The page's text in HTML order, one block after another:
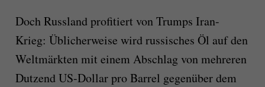
Doch Russland profitiert von Trumps Iran-
Krieg: Üblicherweise wird russisches Öl auf den
Weltmärkten mit einem Abschlag von mehreren
Dutzend US-Dollar pro Barrel gegenüber dem